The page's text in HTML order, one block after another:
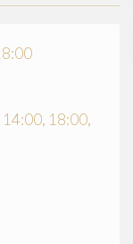
18:00,